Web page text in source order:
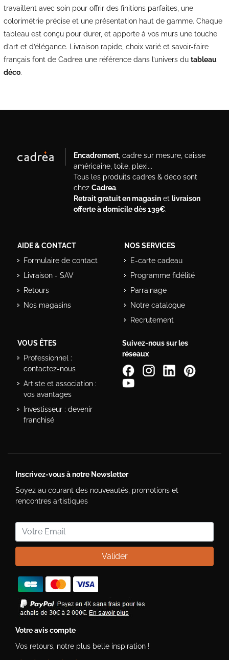
travaillent avec soin pour offrir des finitions parfaites, une
colorimétrie précise et une présentation haut de gamme. Chaque
tableau est conçu pour durer, et apporte à vos murs une touche
d’art et d’élégance. Livraison rapide, choix varié et savoir-faire
français font de Cadrea une référence dans l’univers du tableau
déco.
Encadrement, cadre sur mesure, caisse
américaine, toile, plexi...
Tous les produits cadres & déco sont
chez Cadrea.
Retrait gratuit en magasinet livraison
offerte à domicile dès 139€.
AIDE & CONTACT
Formulaire de contact
Livraison - SAV
Retours
Nos magasins
NOS SERVICES
E-carte cadeau
Programme fidélité
Parrainage
Notre catalogue
Recrutement
VOUS ÊTES
Professionnel :
contactez-nous
Artiste et association :
vos avantages
Investisseur : devenir
franchisé
Suivez-nous sur les
réseaux
Inscrivez-vous à notre Newsletter
Soyez au courant des nouveautés, promotions et
rencontres artistiques
Valider
Votre avis compte
Vos retours, notre plus belle inspiration !